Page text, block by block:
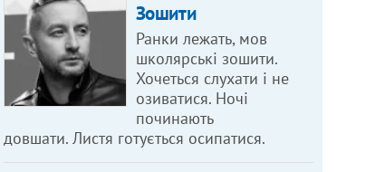
Зошити
Ранки лежать, мов
школярські зошити.
Хочеться слухати і не
озиватися. Ночі
починають
довшати. Листя готується осипатися.